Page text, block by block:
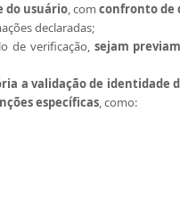
do usuário, com confronto de
declaradas;
de verificação, sejam
a validação de identidade
específicas, como: